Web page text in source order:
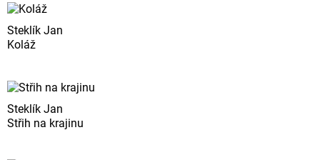
Steklík Jan
Koláž
Steklík Jan
Střih na krajinu